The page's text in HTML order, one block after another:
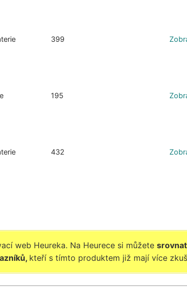
399
195
432
web Heureka. Na Heurece si můžete
kteří s tímto produktem již mají více